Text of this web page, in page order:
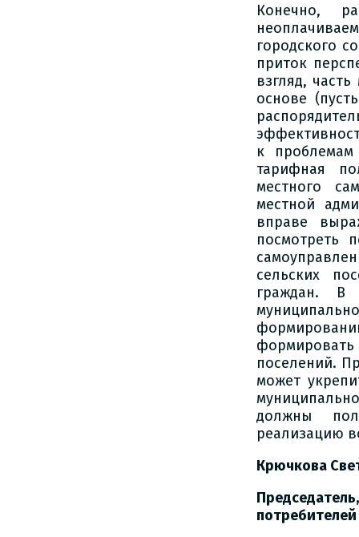
Конечно,
городского
приток
взгляд,
основе
к
тарифная
местного
местной
вправе
посмотреть
сельских
граждан. В
поселений.
может
должны
реализацию
Крючкова